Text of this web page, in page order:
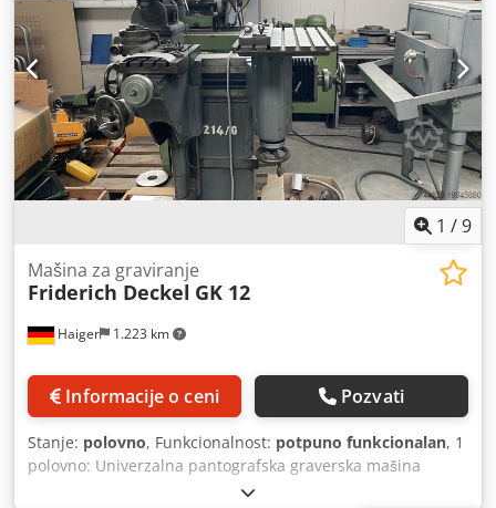
1 /9
Haiger 1.223 km
Mašina za graviranje
Friderich Deckel GK 12
Informacije o ceni Pozvati
Stanje: polovno, Funkcionalnost: potpuno funkcionalan, 1
polovno: Univerzalna pantografska graverska mašina
Chedpfoxa Ap Esx Adyea • Model: Fridrich Deckel GK 12 •